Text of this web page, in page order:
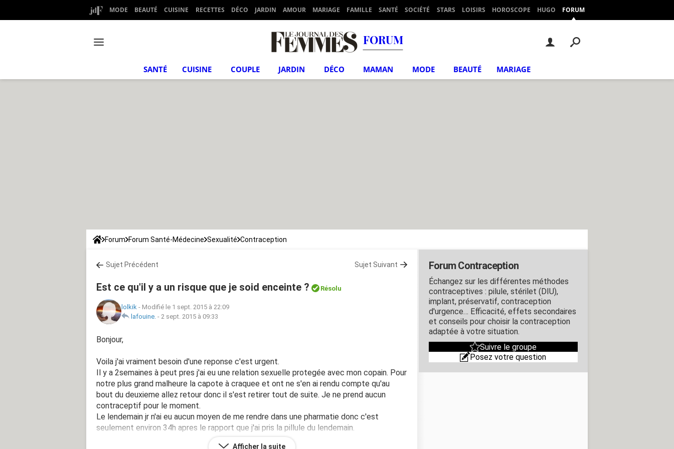
MODE BEAUTÉ CUISINE RECETTES DÉCO JARDIN AMOUR MARIAGE FAMILLE SANTÉ SOCIÉTÉ STARS LOISIRS HOROSCOPE HUGO FORUM
FORUM
SANTÉ CUISINE COUPLE JARDIN DÉCO MAMAN MODE BEAUTÉ MARIAGE
Forum Forum Santé-Médecine Sexualité Contraception
Sujet Précédent Sujet Suivant
Est ce qu'il y a un risque que je soid enceinte ? Résolu
lolkik - Modifié le 1 sept. 2015 à 22:09
lafouine. - 2 sept. 2015 à 09:33
Bonjour,
Voila j'ai vraiment besoin d'une reponse c'est urgent.
Il y a 2semaines à peut pres j'ai eu une relation sexuelle protegée avec mon copain. Pour
notre plus grand malheure la capote à craquee et ont ne s'en ai rendu compte qu'au
bout du deuxieme allez retour donc il s'est retirer tout de suite. Je ne prend aucun
contraceptif pour le moment.
Le lendemain jr n'ai eu aucun moyen de me rendre dans une pharmatie donc c'est
seulement environ 34h apres le rapport que j'ai pris la pillule du lendemain.
Afficher la suite
Forum Contraception
Échangez sur les différentes méthodes
contraceptives : pilule, stérilet (DIU),
implant, préservatif, contraception
d'urgence… Efficacité, effets secondaires
et conseils pour choisir la contraception
adaptée à votre situation.
Suivre le groupe
Posez votre question